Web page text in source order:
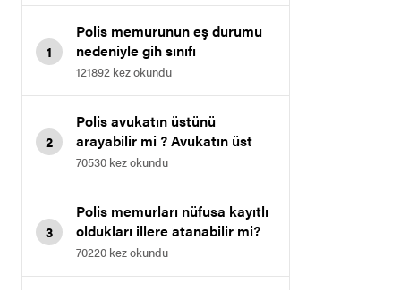
1
Polis memurunun eş durumu
nedeniyle gih sınıfı
memurluğuna geçmesi.
121892 kez okundu
2
Polis avukatın üstünü
arayabilir mi ? Avukatın üst
araması.
70530 kez okundu
3
Polis memurları nüfusa kayıtlı
oldukları illere atanabilir mi?
70220 kez okundu